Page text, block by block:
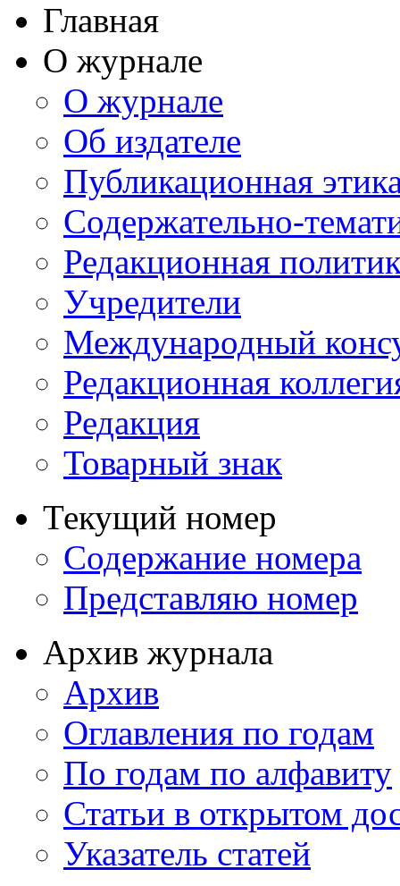
Главная
О журнале
О журнале
Об издателе
Публикационная
Содержательно-
Редакционная
Учредители
Международный
Редакционная
Редакция
Товарный знак
Текущий номер
Содержание номера
Представляю номер
Архив журнала
Архив
Оглавления по годам
По годам по алфавиту
Статьи в открытом
Указатель статей